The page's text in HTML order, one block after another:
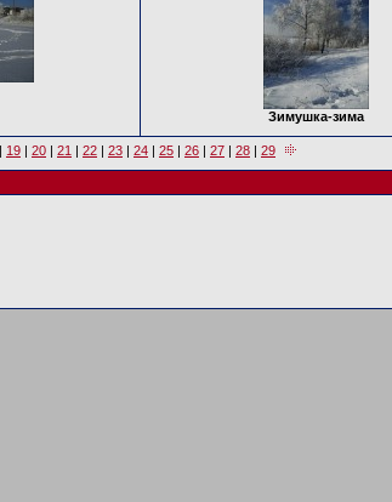
Зимушка-зима
| 19 | 20 | 21 | 22 | 23 | 24 | 25 | 26 | 27 | 28 | 29